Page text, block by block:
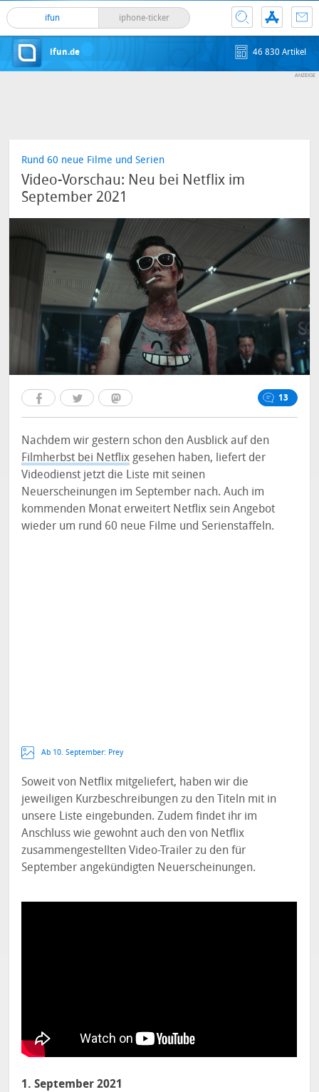
ifun iphone-ticker
ifun.de 46 830 Artikel
Rund 60 neue Filme und Serien
Video-Vorschau: Neu bei Netflix im
September 2021
13
Nachdem wir gestern schon den Ausblick auf den
Filmherbst bei Netflix gesehen haben, liefert der
Videodienst jetzt die Liste mit seinen
Neuerscheinungen im September nach. Auch im
kommenden Monat erweitert Netflix sein Angebot
wieder um rund 60 neue Filme und Serienstaffeln.
Ab 10. September: Prey
Soweit von Netflix mitgeliefert, haben wir die
jeweiligen Kurzbeschreibungen zu den Titeln mit in
unsere Liste eingebunden. Zudem findet ihr im
Anschluss wie gewohnt auch den von Netflix
zusammengestellten Video-Trailer zu den für
September angekündigten Neuerscheinungen.
1. September 2021